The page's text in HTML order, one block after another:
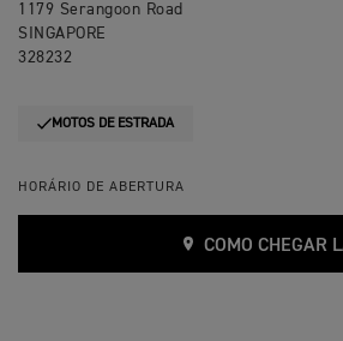
1179 Serangoon Road
SINGAPORE
328232
MOTOS DE ESTRADA
HORÁRIO DE ABERTURA
COMO CHEGAR